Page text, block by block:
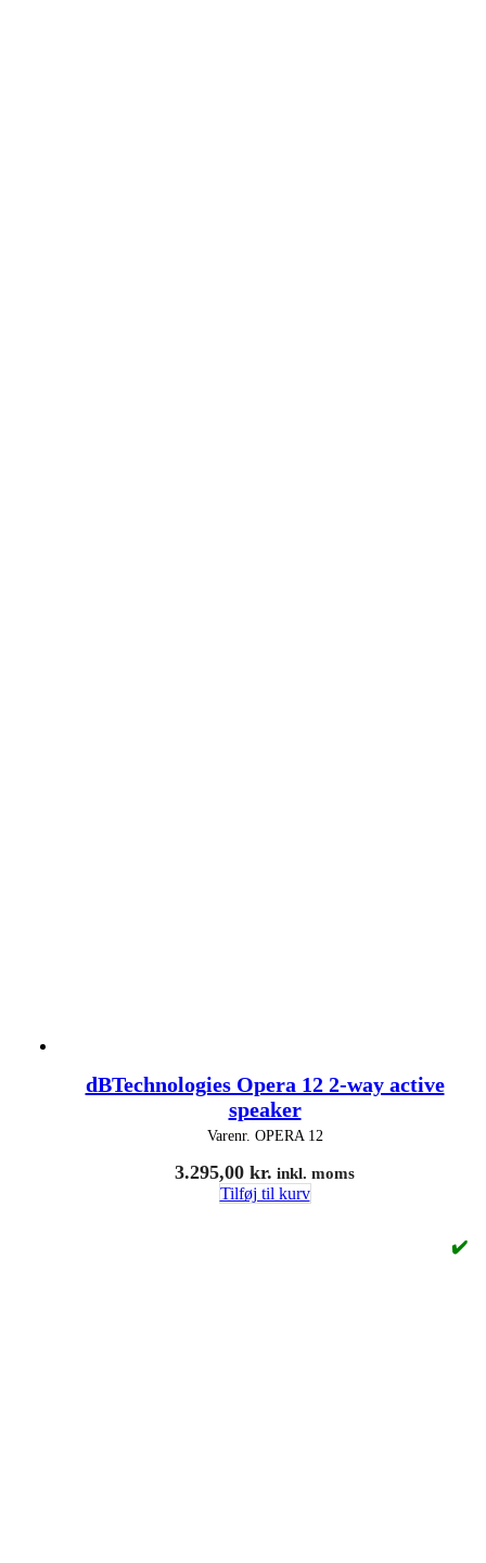
dBTechnologies Opera 12 2-way active
speaker
Varenr. OPERA 12
3.295,00 kr. inkl. moms
Tilføj til kurv
✔️